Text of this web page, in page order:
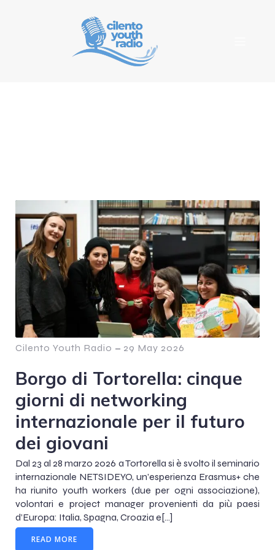
Cilento Youth Radio – 29 May 2026
Borgo di Tortorella: cinque
giorni di networking
internazionale per il futuro
dei giovani
Dal 23 al 28 marzo 2026 a Tortorella si è svolto il seminario
internazionale NETSIDEYO, un’esperienza Erasmus+ che
ha riunito youth workers (due per ogni associazione),
volontari e project manager provenienti da più paesi
d’Europa: Italia, Spagna, Croazia e[…]
READ MORE